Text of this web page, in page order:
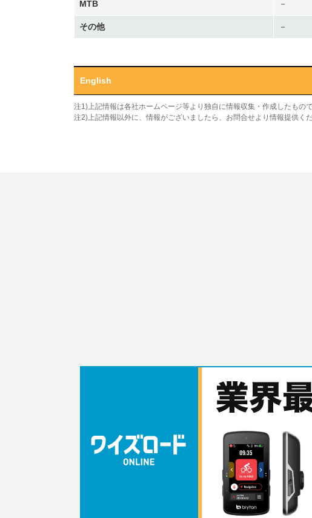
MTB －
その他 －
English
注1)上記情報は各社ホームページ等より独自に情報収集・作成したもの
注2)上記情報以外に、情報がございましたら、お問合せより情報提供く